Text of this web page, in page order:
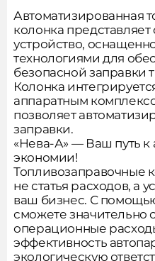
Автоматизированная
колонка
устройство,
технологиями для
безопасной заправки
Колонка
аппаратным
позволяет
заправки.
«Нева-А» — Ваш путь к
экономии!
Топливозаправочные
не статья расходов, а
ваш бизнес. С
сможете значительно
операционные
эффективность
экологическую